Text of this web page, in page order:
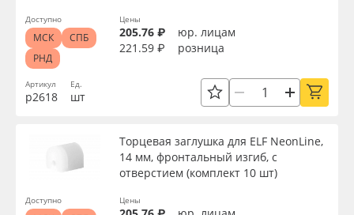
Компания
Контакты
Блог
Поставщикам
Профильные системы
Сублимация и термотрансфер
Светотехника
Инженерные пластики
Тип
Толщина, мм
Длина, мм
Артикул
р2618
Ед.
шт
Цены
205.76 ₽
юр. лицам
221.59 ₽
розница
Доступно
МСК
СПБ
РНД
Торцевая заглушка для ELF NeonLine,
14 мм, фронтальный изгиб, с
отверстием (комплект 10 шт)
Цены
Доступно